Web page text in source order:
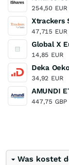
254,50 EUR
Xtrackers
47,715 EUR
Global X
14,85 EUR
Deka
34,92 EUR
AMUNDI
447,75 GBP
Was kostet